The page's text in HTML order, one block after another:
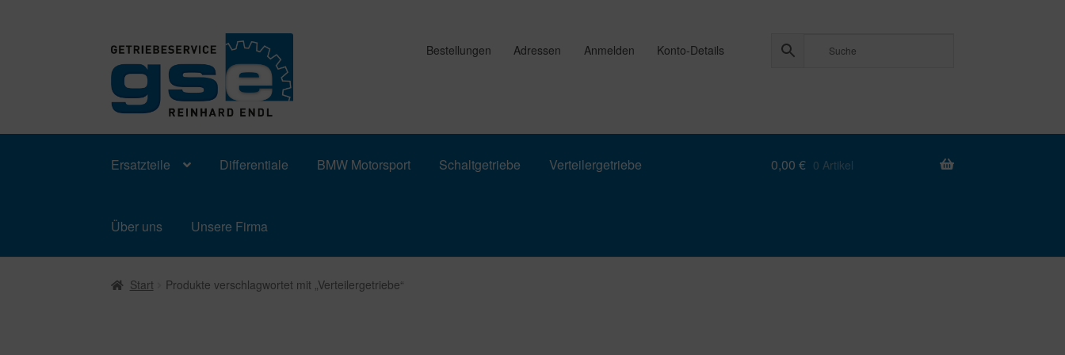
Zur
Navigation
springen
Zum
Inhalt
springen
Bestellungen Adressen Anmelden Konto-Details
Ersatzteile Differentiale BMW Motorsport Schaltgetriebe Verteilergetriebe
Über uns Unsere Firma
0,00 € 0 Artikel
Start Produkte verschlagwortet mit „Verteilergetriebe“